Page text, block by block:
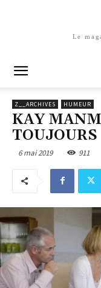
Le
Z__ARCHIVES HUMEUR
KAY
6 mai 2019 911